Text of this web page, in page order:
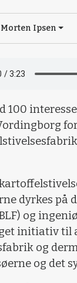
Morten Ipsen
100
dyrkes på
og
initiativ til
og
og det